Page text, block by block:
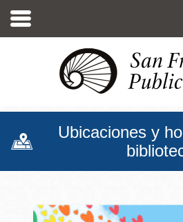
contenido
Ubicaciones y
Biblioteca